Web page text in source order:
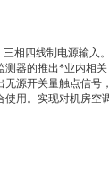
相四线制电源输入。
测器的推出*业内相关
源开关量触点信号，
使用。实现对机房空